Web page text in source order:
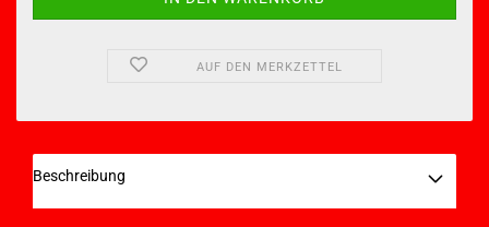
AUF DEN MERKZETTEL
Beschreibung